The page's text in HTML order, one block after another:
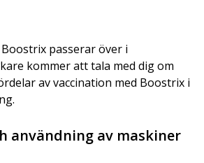
passerar över i
kommer att tala med dig om
av vaccination med Boostrix i
användning av maskiner